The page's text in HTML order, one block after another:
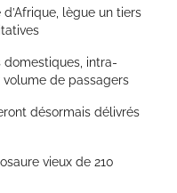
lègue un tiers
intra-
de passagers
désormais délivrés
vieux de 210